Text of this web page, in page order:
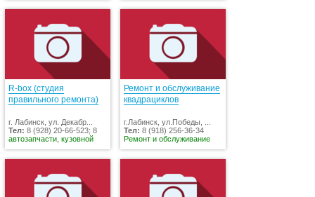
R-box (студия
правильного ремонта)
г. Лабинск, ул. Декабр...
Тел: 8 (928) 20-66-523; 8
автозапчасти, кузовной
Ремонт и обслуживание
квадрациклов
г.Лабинск, ул.Победы, ...
Тел: 8 (918) 256-36-34
Ремонт и обслуживание